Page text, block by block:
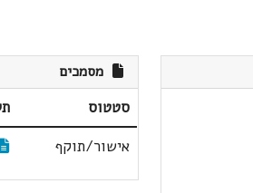
מסמכים
סטטוס
אישור/תוקף